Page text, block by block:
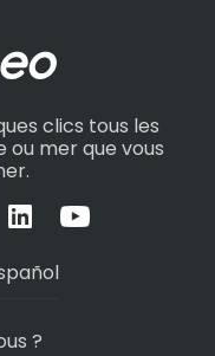
clics tous les
mer que vous
?